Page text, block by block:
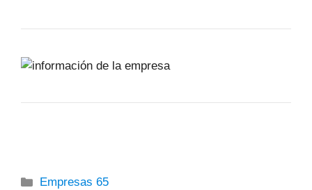
Categorías
Empresas 65